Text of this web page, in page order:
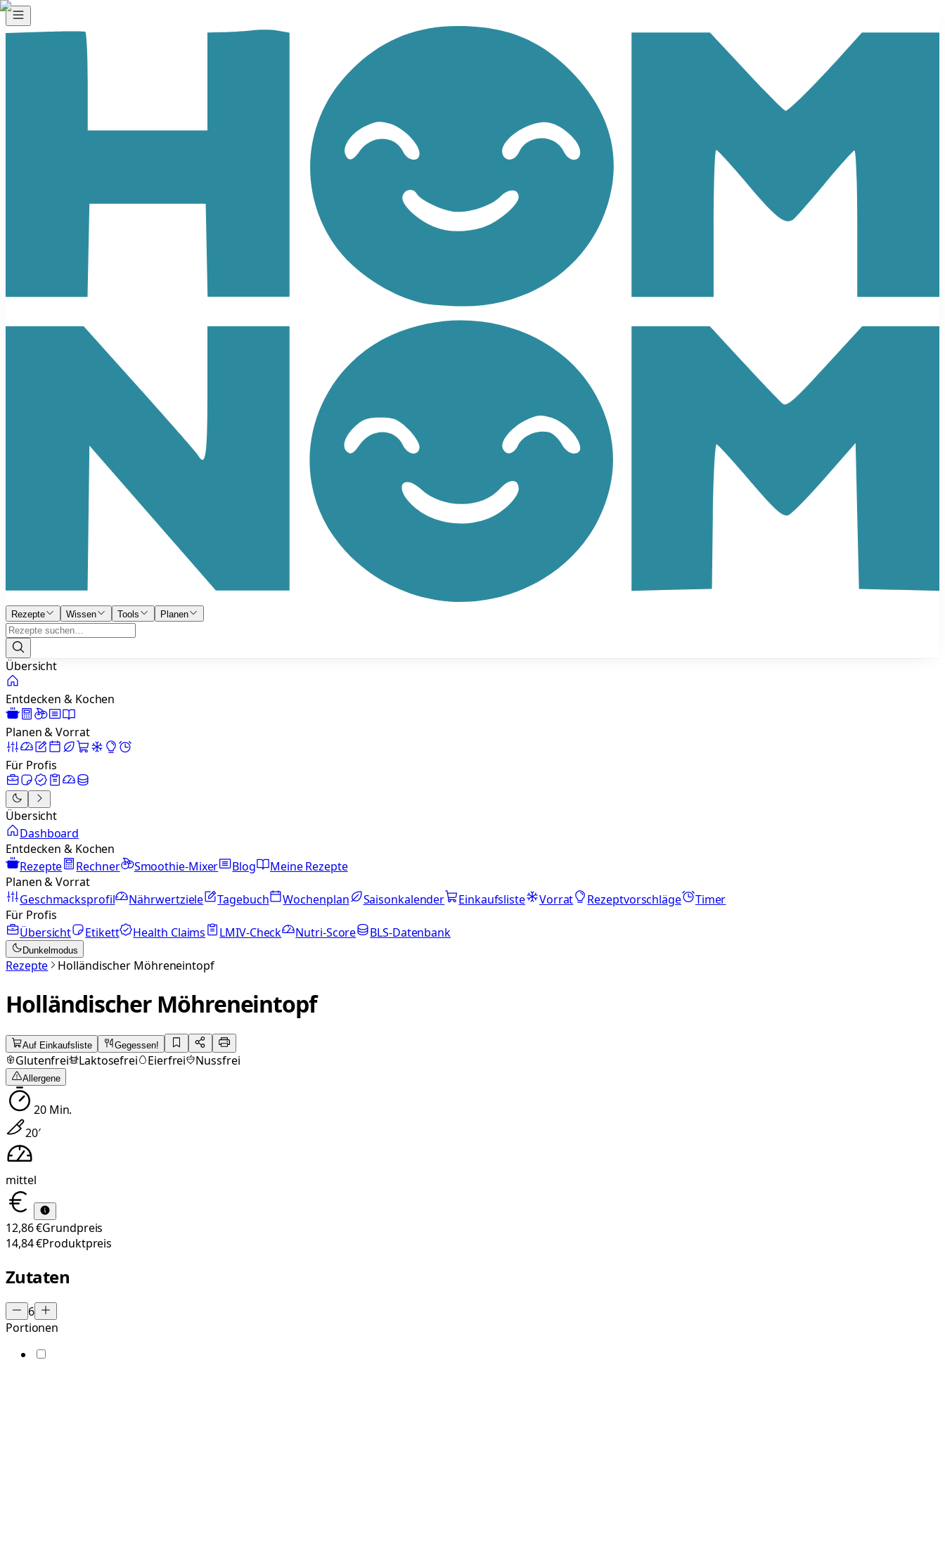
Rezepte Wissen Tools Planen
Übersicht
Entdecken & Kochen
Planen & Vorrat
Für Profis
Übersicht
Dashboard
Entdecken & Kochen
Rezepte
Rechner Smoothie-Mixer Blog
Meine Rezepte
Planen & Vorrat
Geschmacksprofil
Nährwertziele Tagebuch Wochenplan Saisonkalender Einkaufsliste Vorrat Rezeptvorschläge
Timer
Für Profis
Übersicht
Etikett Health Claims LMIV-Check Nutri-Score BLS-Datenbank
Dunkelmodus
Rezepte Holländischer Möhreneintopf
Holländischer Möhreneintopf
Auf Einkaufsliste Gegessen!
Glutenfrei Laktosefrei Eierfrei Nussfrei
Allergene
20Min.
20′
mittel
12,86 €Grundpreis
14,84 €Produktpreis
Zutaten
6
Portionen